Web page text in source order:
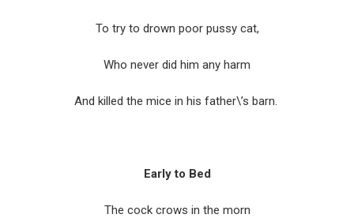
To try to drown poor pussy cat,
Who never did him any harm
And killed the mice in his father\’s barn.
Early to Bed
The cock crows in the morn